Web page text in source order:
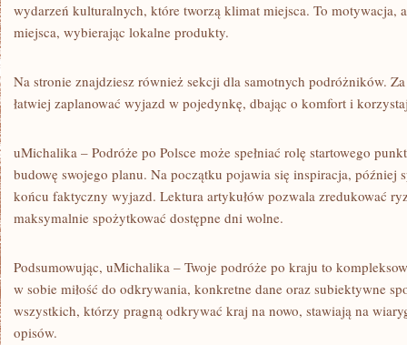
wydarzeń kulturalnych, które tworzą klimat miejsca. To motywacja,
miejsca, wybierając lokalne produkty.
Na stronie znajdziesz również sekcji dla samotnych podróżników.
łatwiej zaplanować wyjazd w pojedynkę, dbając o komfort i
uMichalika – Podróże po Polsce może spełniać rolę startowego
budowę swojego planu. Na początku pojawia się inspiracja, później
końcu faktyczny wyjazd. Lektura artykułów pozwala zredukować
maksymalnie spożytkować dostępne dni wolne.
Podsumowując, uMichalika – Twoje podróże po kraju to
w sobie miłość do odkrywania, konkretne dane oraz subiektywne
wszystkich, którzy pragną odkrywać kraj na nowo, stawiają na
opisów.